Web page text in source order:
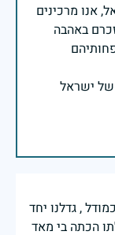
אנו מרכינים
באהבה
של ישראל
, גדלנו יחד
הכתה בי מאד